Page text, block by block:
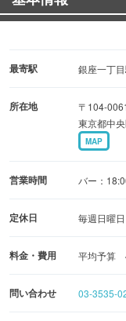
最寄駅 銀座一丁
所在地
〒104-
東京都中
MAP
営業時間 バー：
定休日 毎週日曜
料金・費用 平均予算
問い合わせ 03-3535-